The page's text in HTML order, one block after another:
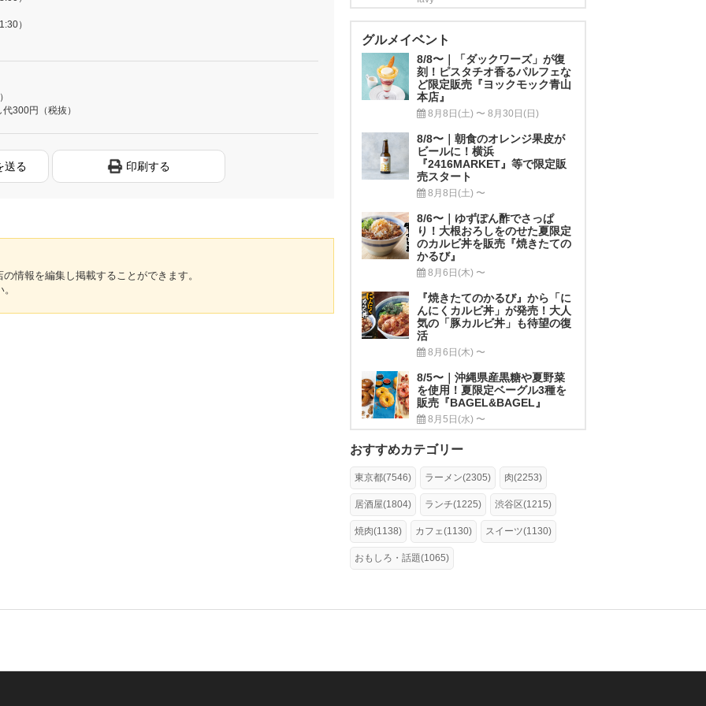
）
300円（税抜）
送る 印刷する
情報を編集し掲載することができます。
グルメイベント
8/8〜｜「ダックワーズ」が復
刻！ピスタチオ香るパルフェな
ど限定販売『ヨックモック青山
本店』
8月8日(土) 〜 8月30日(日)
8/8〜｜朝食のオレンジ果皮が
ビールに！横浜
『2416MARKET』等で限定販
売スタート
8月8日(土) 〜
8/6〜｜ゆずぽん酢でさっぱ
り！大根おろしをのせた夏限定
のカルビ丼を販売『焼きたての
かるび』
8月6日(木) 〜
『焼きたてのかるび』から「に
んにくカルビ丼」が発売！大人
気の「豚カルビ丼」も待望の復
活
8月6日(木) 〜
8/5〜｜沖縄県産黒糖や夏野菜
を使用！夏限定ベーグル3種を
販売『BAGEL&BAGEL』
8月5日(水) 〜
おすすめカテゴリー
東京都(7546) ラーメン(2305) 肉(2253)
居酒屋(1804) ランチ(1225) 渋谷区(1215)
焼肉(1138) カフェ(1130) スイーツ(1130)
おもしろ・話題(1065)